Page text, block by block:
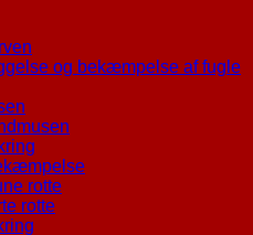
og bekæmpelse af fugle
rotte
rotte